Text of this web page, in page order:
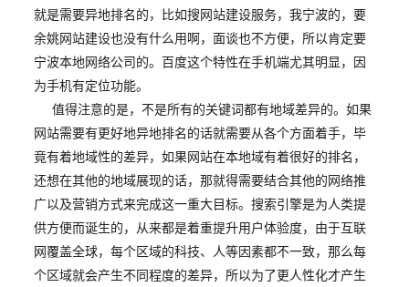
就是需要异地排名的，比如搜网站建设服务，我宁波的，要
余姚网站建设也没有什么用啊，面谈也不方便，所以肯定要
宁波本地网络公司的。百度这个特性在手机端尤其明显，因
为手机有定位功能。
值得注意的是，不是所有的关键词都有地域差异的。如果
网站需要有更好地异地排名的话就需要从各个方面着手，毕
竟有着地域性的差异，如果网站在本地域有着很好的排名，
还想在其他的地域展现的话，那就得需要结合其他的网络推
广以及营销方式来完成这一重大目标。搜索引擎是为人类提
供方便而诞生的，从来都是着重提升用户体验度，由于互联
网覆盖全球，每个区域的科技、人等因素都不一致，那么每
个区域就会产生不同程度的差异，所以为了更人性化才产生